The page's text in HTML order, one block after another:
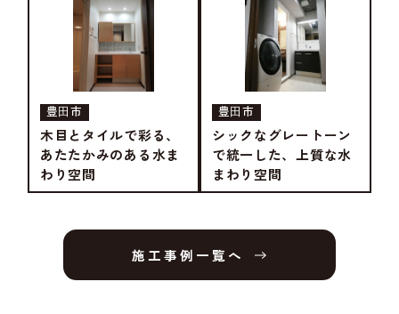
豊⽥市
木目とタイルで彩る、
あたたかみのある水ま
わり空間
豊⽥市
シックなグレートーン
で統一した、上質な水
まわり空間
施工事例一覧へ